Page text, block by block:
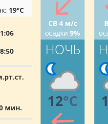
19°C
мин.
СВ 4 м/с
осадки 9%
НОЧЬ
12°C